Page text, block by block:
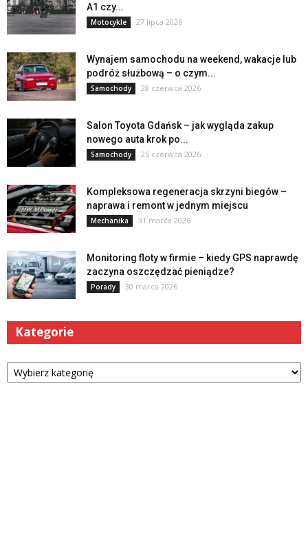
A1 czy...
Motocykle 27 lipca 2026
Wynajem samochodu na weekend, wakacje lub
podróż służbową – o czym...
Samochody 28 czerwca 2026
Salon Toyota Gdańsk – jak wygląda zakup
nowego auta krok po...
Samochody 25 czerwca 2026
Kompleksowa regeneracja skrzyni biegów –
naprawa i remont w jednym miejscu
Mechanika 31 marca 2026
Monitoring floty w firmie – kiedy GPS naprawdę
zaczyna oszczędzać pieniądze?
Porady 30 marca 2026
Kategorie
Kategorie